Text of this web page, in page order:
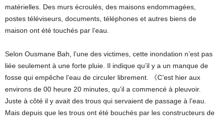
matérielles. Des murs écroulés, des maisons endommagées,
postes téléviseurs, documents, téléphones et autres biens de
maison ont été touchés par l’eau.
Selon Ousmane Bah, l’une des victimes, cette inondation n’est pas
liée seulement à une forte pluie. Il indique qu’il y a un manque de
fosse qui empêche l’eau de circuler librement. 《C’est hier aux
environs de 00 heure 20 minutes, qu’il a commencé à pleuvoir.
Juste à côté il y avait des trous qui servaient de passage à l’eau.
Mais depuis que les trous ont été bouchés par les constructeurs de